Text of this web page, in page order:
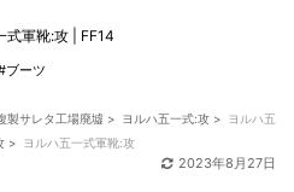
式軍靴:攻 | FF14
ブーツ
製サレタ工場廃墟 > ヨルハ五一式:攻 > ヨルハ五一
> ヨルハ五一式軍靴:攻
2023年8月27日